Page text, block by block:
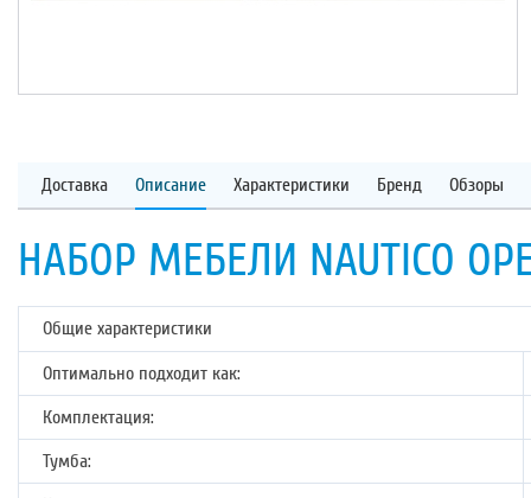
Доставка Описание Характеристики Бренд Обзоры
НАБОР МЕБЕЛИ NAUTICO
Общие характеристики
Оптимально подходит как:
Комплектация:
Тумба: